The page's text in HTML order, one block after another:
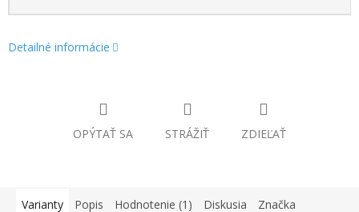
Detailné informácie
OPÝTAŤ SA STRÁŽIŤ ZDIEĽAŤ
Varianty Popis Hodnotenie (1) Diskusia Značka